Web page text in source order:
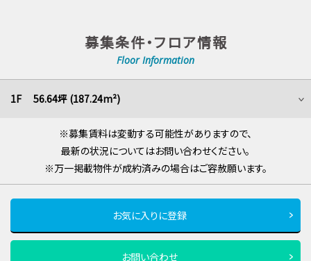
募集条件・フロア情報
Floor Information
1F 56.64坪 (187.24m²)
※募集賃料は変動する可能性がありますので、
最新の状況についてはお問い合わせください。
※万一掲載物件が成約済みの場合はご容赦願います。
お気に入りに登録
お問い合わせ